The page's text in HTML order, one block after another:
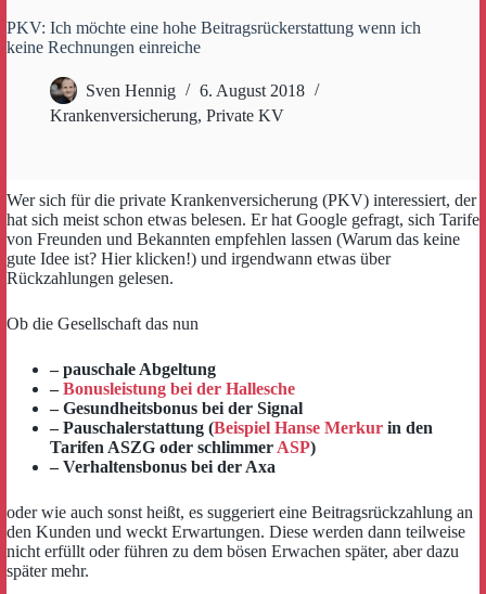
PKV: Ich möchte eine hohe Beitragsrückerstattung wenn ich
keine Rechnungen einreiche
Sven Hennig
6. August 2018
Krankenversicherung, Private KV
Wer sich für die private Krankenversicherung (PKV) interessiert, der
hat sich meist schon etwas belesen. Er hat Google gefragt, sich Tarife
von Freunden und Bekannten empfehlen lassen (Warum das keine
gute Idee ist? Hier klicken!) und irgendwann etwas über
Rückzahlungen gelesen.
Ob die Gesellschaft das nun
– pauschale Abgeltung
–Bonusleistung bei der Hallesche
– Gesundheitsbonus bei der Signal
– Pauschalerstattung (Beispiel Hanse Merkur in den
Tarifen ASZG oder schlimmer ASP)
– Verhaltensbonus bei der Axa
oder wie auch sonst heißt, es suggeriert eine Beitragsrückzahlung an
den Kunden und weckt Erwartungen. Diese werden dann teilweise
nicht erfüllt oder führen zu dem bösen Erwachen später, aber dazu
später mehr.